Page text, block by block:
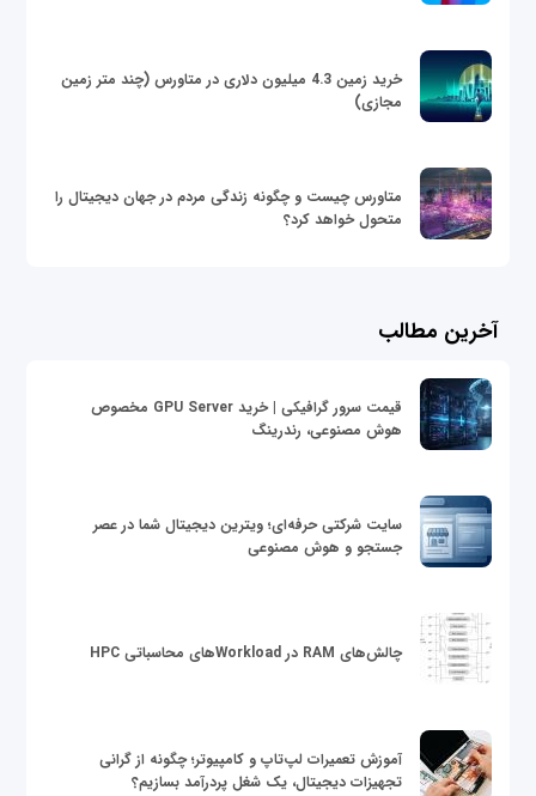
خرید زمین 4.3 میلیون دلاری در متاورس (چند متر زمین
مجازی)
متاورس چیست و چگونه زندگی مردم در جهان دیجیتال را
متحول خواهد کرد؟
آخرین مطالب
قیمت سرور گرافیکی | خرید GPU Server مخصوص
هوش مصنوعی، رندرینگ
سایت شرکتی حرفه‌ای؛ ویترین دیجیتال شما در عصر
جستجو و هوش مصنوعی
چالش‌های RAM در Workloadهای محاسباتی HPC
آموزش تعمیرات لپ‌تاپ و کامپیوتر؛ چگونه از گرانی
تجهیزات دیجیتال، یک شغل پردرآمد بسازیم؟